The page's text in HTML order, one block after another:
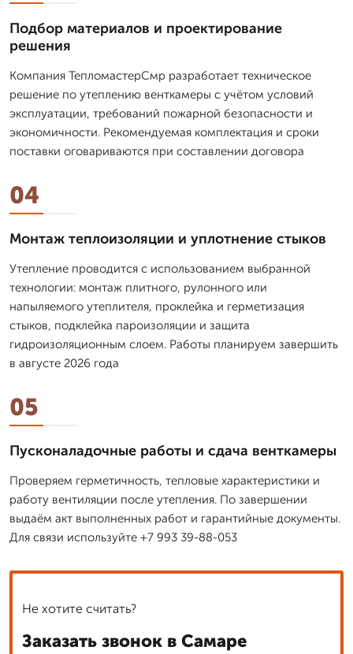
Подбор материалов и проектирование
решения
Компания ТепломастерСмр разработает техническое
решение по утеплению венткамеры с учётом условий
эксплуатации, требований пожарной безопасности и
экономичности. Рекомендуемая комплектация и сроки
поставки оговариваются при составлении договора
04
Монтаж теплоизоляции и уплотнение стыков
Утепление проводится с использованием выбранной
технологии: монтаж плитного, рулонного или
напыляемого утеплителя, проклейка и герметизация
стыков, подклейка пароизоляции и защита
гидроизоляционным слоем. Работы планируем завершить
в августе 2026 года
05
Пусконаладочные работы и сдача венткамеры
Проверяем герметичность, тепловые характеристики и
работу вентиляции после утепления. По завершении
выдаём акт выполненных работ и гарантийные документы.
Для связи используйте +7 993 39-88-053
Не хотите считать?
Заказать звонок в Самаре